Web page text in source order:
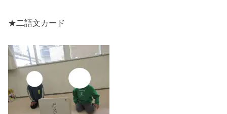
★二語文カード